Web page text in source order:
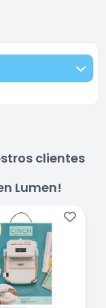
clientes
Lumen!